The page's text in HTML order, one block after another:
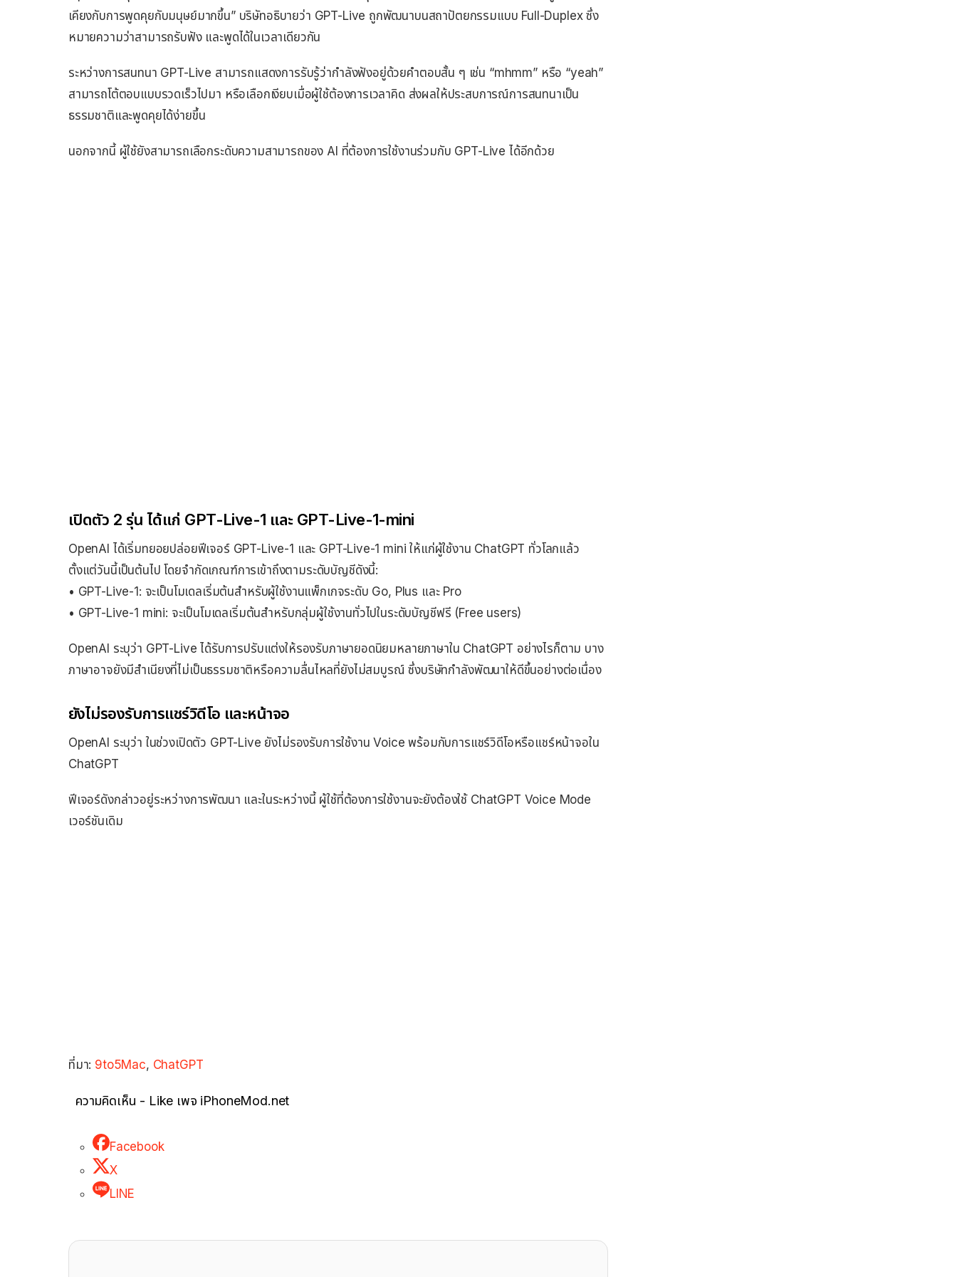
เคียงกับการพูดคุยกับมนุษย์มากขึ้น” บริษัทอธิบายว่า GPT-Live ถูกพัฒนาบนสถาปัตยกรรมแบบ Full-Duplex ซึ่ง
หมายความว่าสามารถรับฟัง และพูดได้ในเวลาเดียวกัน
ระหว่างการสนทนา GPT-Live สามารถแสดงการรับรู้ว่ากำลังฟังอยู่ด้วยคำตอบสั้น ๆ เช่น “mhmm” หรือ “yeah”
สามารถโต้ตอบแบบรวดเร็วไปมา หรือเลือกเงียบเมื่อผู้ใช้ต้องการเวลาคิด ส่งผลให้ประสบการณ์การสนทนาเป็น
ธรรมชาติและพูดคุยได้ง่ายขึ้น
นอกจากนี้ ผู้ใช้ยังสามารถเลือกระดับความสามารถของ AI ที่ต้องการใช้งานร่วมกับ GPT-Live ได้อีกด้วย
เปิดตัว 2 รุ่น ได้แก่ GPT-Live-1 และ GPT-Live-1-mini
OpenAI ได้เริ่มทยอยปล่อยฟีเจอร์ GPT-Live-1 และ GPT-Live-1 mini ให้แก่ผู้ใช้งาน ChatGPT ทั่วโลกแล้ว
ตั้งแต่วันนี้เป็นต้นไป โดยจำกัดเกณฑ์การเข้าถึงตามระดับบัญชีดังนี้:
• GPT-Live-1: จะเป็นโมเดลเริ่มต้นสำหรับผู้ใช้งานแพ็กเกจระดับ Go, Plus และ Pro
• GPT-Live-1 mini: จะเป็นโมเดลเริ่มต้นสำหรับกลุ่มผู้ใช้งานทั่วไปในระดับบัญชีฟรี (Free users)
OpenAI ระบุว่า GPT-Live ได้รับการปรับแต่งให้รองรับภาษายอดนิยมหลายภาษาใน ChatGPT อย่างไรก็ตาม บาง
ภาษาอาจยังมีสำเนียงที่ไม่เป็นธรรมชาติหรือความลื่นไหลที่ยังไม่สมบูรณ์ ซึ่งบริษัทกำลังพัฒนาให้ดีขึ้นอย่างต่อเนื่อง
ยังไม่รองรับการแชร์วิดีโอ และหน้าจอ
OpenAI ระบุว่า ในช่วงเปิดตัว GPT-Live ยังไม่รองรับการใช้งาน Voice พร้อมกับการแชร์วิดีโอหรือแชร์หน้าจอใน
ChatGPT
ฟีเจอร์ดังกล่าวอยู่ระหว่างการพัฒนา และในระหว่างนี้ ผู้ใช้ที่ต้องการใช้งานจะยังต้องใช้ ChatGPT Voice Mode
เวอร์ชันเดิม
ที่มา: 9to5Mac, ChatGPT
ความคิดเห็น - Like เพจ iPhoneMod.net
Facebook
X
LINE